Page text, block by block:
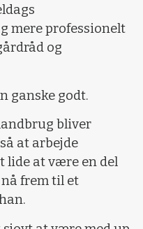
mere professionelt
og
ganske godt.
bliver
at arbejde
lide at være en del
frem til et